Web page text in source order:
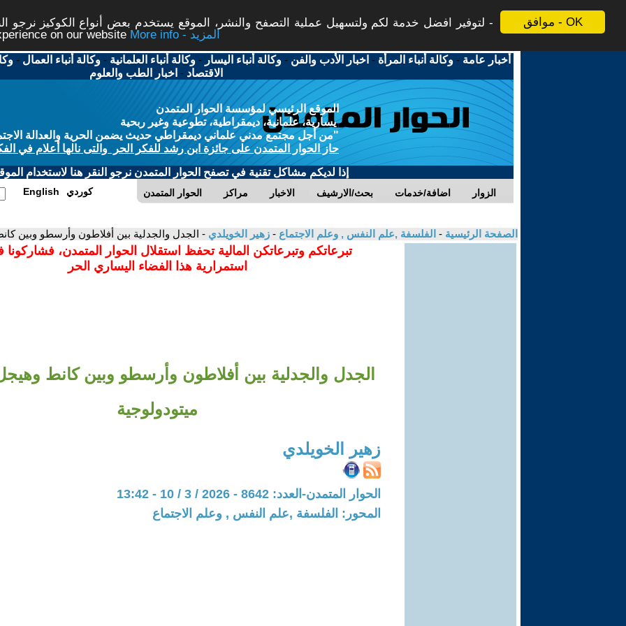
موافق - OK
لتوفير افضل خدمة لكم ولتسهيل عملية التصفح والنشر، الموقع يستخدم بعض أنواع الكوكيز نرجو
on our website
More info - المزيد
أخبار عامة -وكالة أنباء المرأة - اخبار الأدب والفن -وكالة أنباء اليسار -وكالة أنباء العلمانية -وكالة أنباء العمال -
الاقتصاد - اخبار الطب والعلوم
الموقع الرئيسي لمؤسسة الحوار المتمدن
يسارية، علمانية، ديمقراطية، تطوعية وغير ربحية
"من أجل مجتمع مدني علماني ديمقراطي حديث يضمن الحرية والعدالة
حاز الحوار المتمدن على جائزة ابن رشد للفكر الحر والتى نالها أعلام في
إذا لديكم مشاكل تقنية في تصفح الحوار المتمدن نرجو النقر هنا لاستخدام
الحوار المتمدن مراكز الاخبار بحث/الارشيف اضافة/خدمات الزوار English كوردي
الصفحة الرئيسية - الفلسفة ,علم النفس , وعلم الاجتماع - زهير الخويلدي - الجدل والجدلية بين أفلاطون وأرسطو وبين
تبرعاتكم وتبرعاتكن المالية تحفظ استقلال الحوار المتمدن،
استمرارية هذا الفضاء اليساري الحر
الجدل والجدلية بين أفلاطون وأرسطو وبين كانط
ميتودولوجية
زهير الخويلدي
الحوار المتمدن-العدد: 8642 - 2026 / 3 / 10 - 13:42
المحور: الفلسفة ,علم النفس , وعلم الاجتماع